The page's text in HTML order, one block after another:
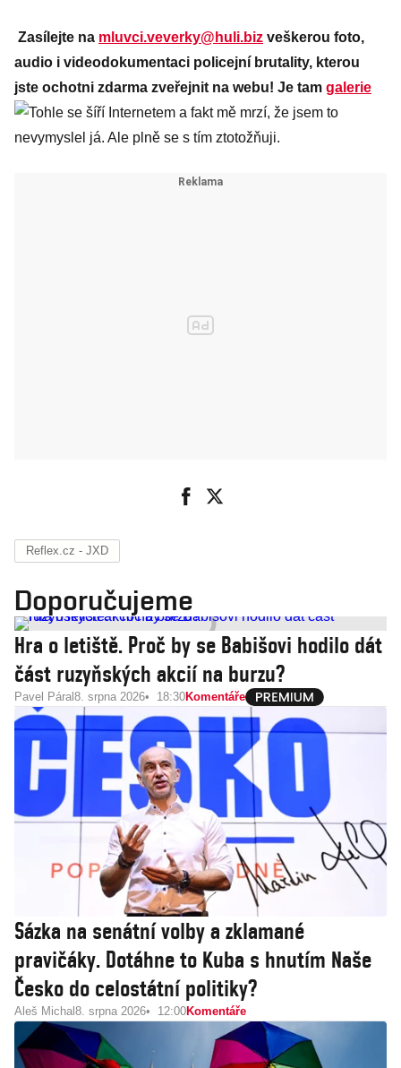
Zasílejte na mluvci.veverky@huli.biz veškerou foto,
audio i videodokumentaci policejní brutality, kterou
jste ochotni zdarma zveřejnit na webu! Je tam galerie
Reflex.cz - JXD
Doporučujeme
Hra o letiště. Proč by se Babišovi hodilo dát
část ruzyňských akcií na burzu?
Pavel Páral 8. srpna 2026 18:30Komentáře
Sázka na senátní volby a zklamané
pravičáky. Dotáhne to Kuba s hnutím Naše
Česko do celostátní politiky?
Aleš Michal 8. srpna 2026 12:00Komentáře